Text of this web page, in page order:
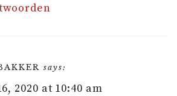
says:
2020 at 10:40 am